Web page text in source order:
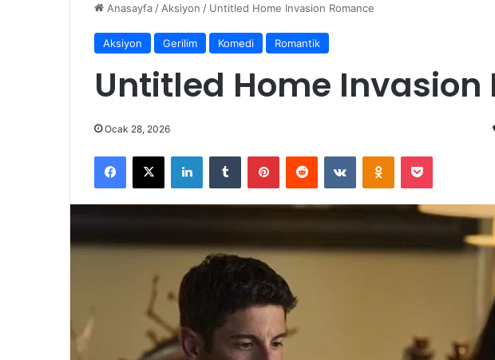
Anasayfa / Aksiyon / Untitled Home Invasion Romance
Aksiyon Gerilim Komedi Romantik
Untitled Home Invasion
Ocak 28, 2026
Facebook
X LinkedInTumblr PinterestReddit VKontakteOdnoklassniki
Pocket